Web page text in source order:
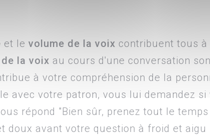
et le volume de la voix contribuent tous
la voix au cours d'une conversation
à votre compréhension de la
avec votre patron, vous lui demandez
répond "Bien sûr, prenez tout le
doux avant votre question à froid et